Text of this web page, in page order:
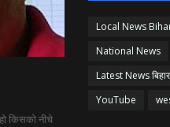
किसको नीचे
Local News
National News
Latest News
YouTube